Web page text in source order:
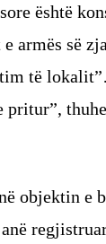
është
armës së
të
objektin e